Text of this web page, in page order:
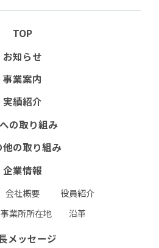
(PW必須）
（安全衛生管理規則掲載）
護方針 環境保護⽅針
TOP
お知らせ
事業案内
実績紹介
の取り組み
他の取り組み
企業情報
会社概要
役員紹介
事業所所在地 沿革
メッセージ